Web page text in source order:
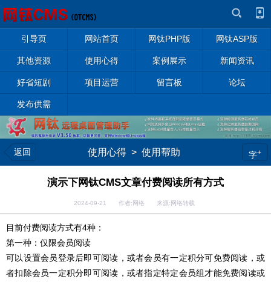
引导页 网站首页 网钛PHP版 网钛ASP版
其他资源 使用心得 案例展示 新闻资讯
好省短剧 项目运营 留言板 论坛
发布供需
返回 使用心得 > 使用帮助 字+
演示下网钛CMS文章付费阅读所有方式
2024-09-21 作者:网络 来源:网络转载
目前付费阅读方式有4种：
第一种：仅限会员阅读
可以设置会员登录后即可阅读，或者会员有一定积分可免费阅读，或
者扣除会员一定积分即可阅读，或者指定特定会员组才能免费阅读或